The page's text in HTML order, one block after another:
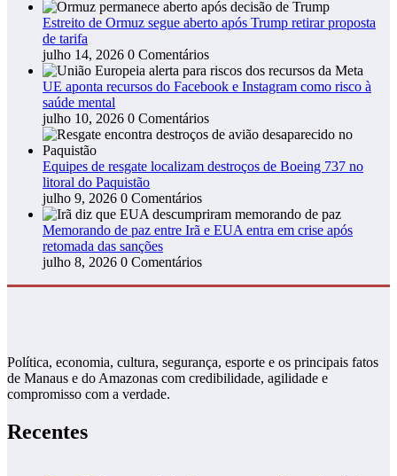
Estreito de Ormuz segue aberto após Trump retirar proposta
de tarifa
julho 14, 2026 0 Comentários
UE aponta recursos do Facebook e Instagram como risco à
saúde mental
julho 10, 2026 0 Comentários
Equipes de resgate localizam destroços de Boeing 737 no
litoral do Paquistão
julho 9, 2026 0 Comentários
Memorando de paz entre Irã e EUA entra em crise após
retomada das sanções
julho 8, 2026 0 Comentários
Política, economia, cultura, segurança, esporte e os principais fatos
de Manaus e do Amazonas com credibilidade, agilidade e
compromisso com a verdade.
Recentes